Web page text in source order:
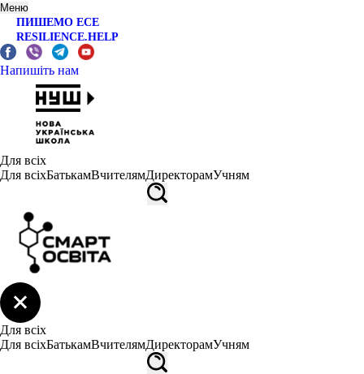
Меню
ПИШЕМО ЕСЕ
RESILIENCE.HELP
Напишіть нам
Для всіх
Для всіхБатькамВчителямДиректорамУчням
Для всіх
Для всіхБатькамВчителямДиректорамУчням